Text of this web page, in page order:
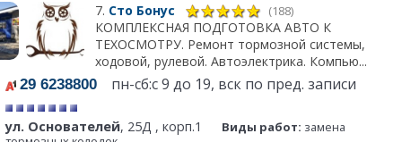
7. Сто Бонус (188)
КОМПЛЕКСНАЯ ПОДГОТОВКА АВТО К
ТЕХОСМОТРУ. Ремонт тормозной системы,
ходовой, рулевой. Автоэлектрика. Компью...
29 6238800 пн-сб:с 9 до 19, вск по пред. записи
ул. Основателей, 25Д , корп.1 Виды работ: замена